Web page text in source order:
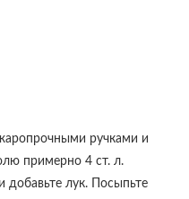
ручками и
примерно 4 ст. л.
добавьте лук. Посыпьте